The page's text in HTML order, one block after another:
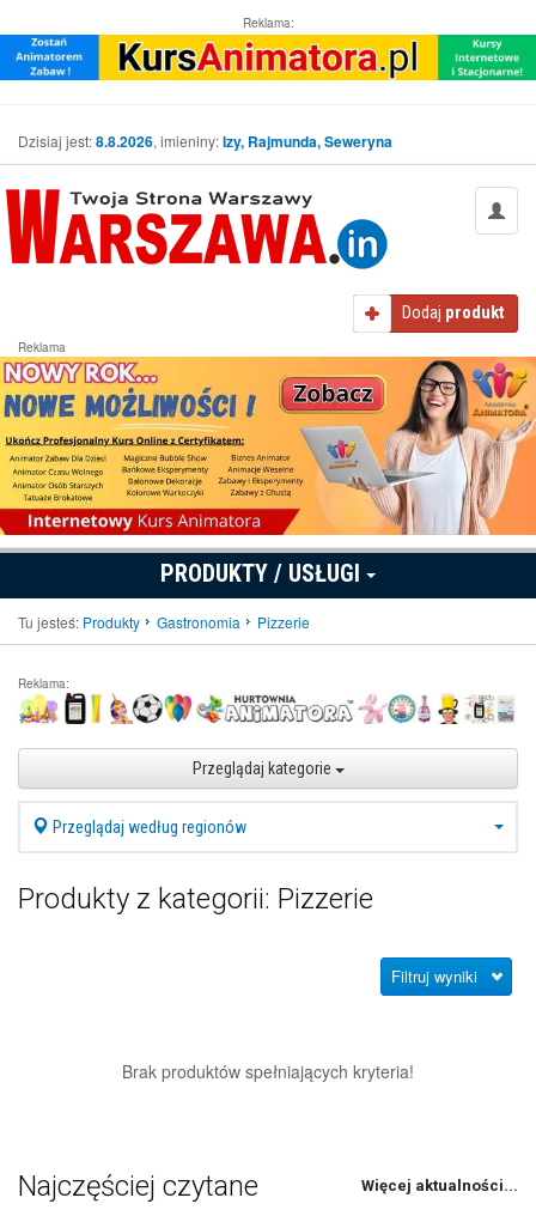
Reklama:
Dzisiaj jest:8.8.2026, imieniny:Izy, Rajmunda, Seweryna
Dodaj produkt
Reklama
PRODUKTY / USŁUGI
Tu jesteś: Produkty Gastronomia Pizzerie
Reklama:
Przeglądaj kategorie
Przeglądaj według regionów
Produkty z kategorii: Pizzerie
Filtruj wyniki
Brak produktów spełniających kryteria!
Najczęściej czytane Więcej aktualności...